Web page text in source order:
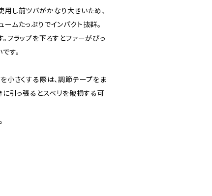
し前ツバがかなり大きいため、
ムたっぷりでインパクト抜群。
フラップを下ろすとファーがぴっ
す。
小さくする際は、調節テープをま
に引っ張るとスベリを破損する可